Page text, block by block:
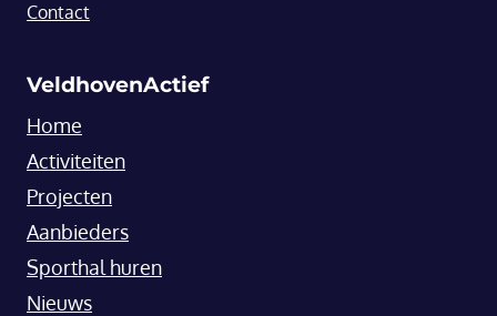
Contact
VeldhovenActief
Home
Activiteiten
Projecten
Aanbieders
Sporthal huren
Nieuws